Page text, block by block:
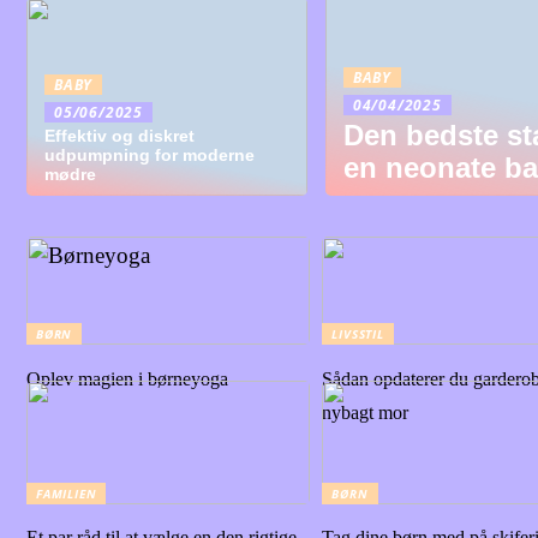
BABY
05/06/2025
Effektiv og diskret
udpumpning for moderne
mødre
BABY
04/04/2025
Den bedste
en neonate
BØRN
Oplev magien i børneyoga
LIVSSTIL
Sådan opdaterer du
nybagt mor
FAMILIEN BØRN